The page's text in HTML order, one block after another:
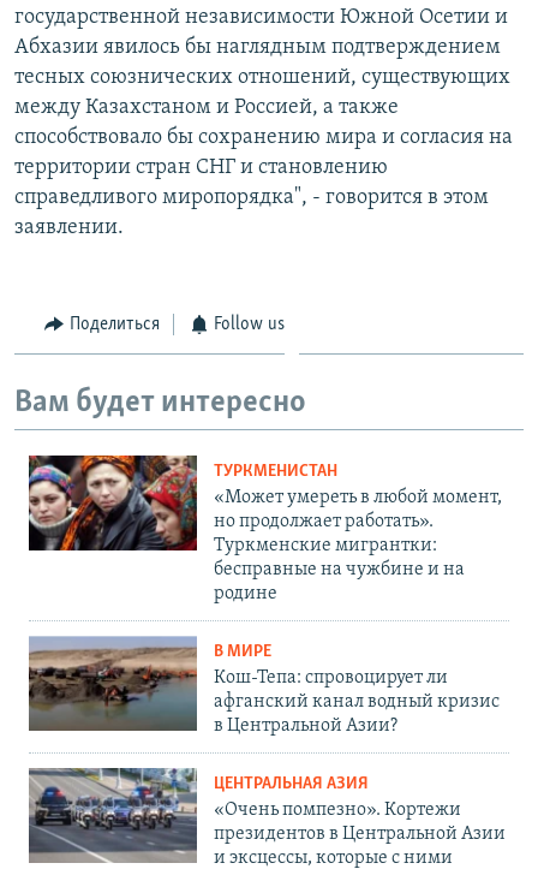
государственной независимости Южной Осетии и
Абхазии явилось бы наглядным подтверждением
тесных союзнических отношений, существующих
между Казахстаном и Россией, а также
способствовало бы сохранению мира и согласия на
территории стран СНГ и становлению
справедливого миропорядка", - говорится в этом
заявлении.
Поделиться Follow us
Вам будет интересно
ТУРКМЕНИСТАН
«Может умереть в любой момент,
но продолжает работать».
Туркменские мигрантки:
бесправные на чужбине и на
родине
В МИРЕ
Кош-Тепа: спровоцирует ли
афганский канал водный кризис
в Центральной Азии?
ЦЕНТРАЛЬНАЯ АЗИЯ
«Очень помпезно». Кортежи
президентов в Центральной Азии
и эксцессы, которые с ними